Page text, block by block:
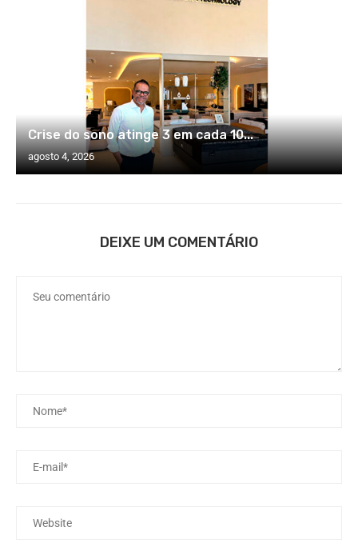
Crise do sono atinge 3 em cada 10...
agosto 4, 2026
DEIXE UM COMENTÁRIO